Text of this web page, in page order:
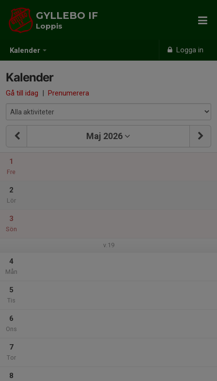
Kalender Logga in
GYLLEBO IF
Loppis
Kalender
Gå till idag | Prenumerera
Maj 2026
1
Fre
2
Lör
3
Sön
v.19
4
Mån
5
Tis
6
Ons
7
Tor
8